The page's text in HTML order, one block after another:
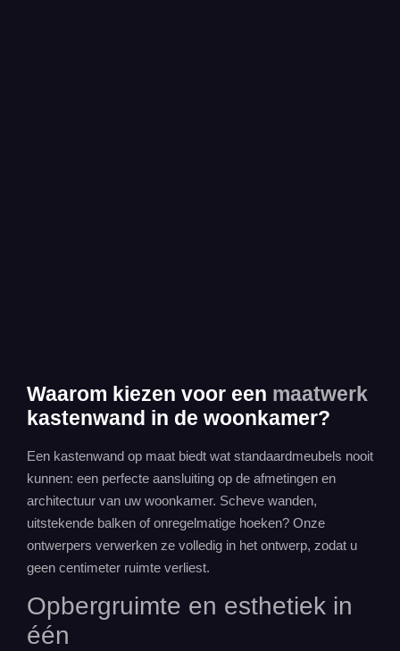
Waarom kiezen voor een maatwerk
kastenwand in de woonkamer?
Een kastenwand op maat biedt wat standaardmeubels nooit
kunnen: een perfecte aansluiting op de afmetingen en
architectuur van uw woonkamer. Scheve wanden,
uitstekende balken of onregelmatige hoeken? Onze
ontwerpers verwerken ze volledig in het ontwerp, zodat u
geen centimeter ruimte verliest.
Opbergruimte en esthetiek in
één